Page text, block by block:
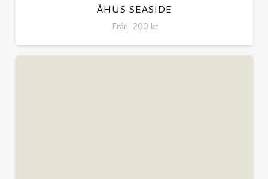
ÅHUS SEASIDE
Från 200 kr